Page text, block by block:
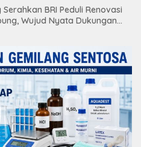
BRI Peduli Renovasi
Wujud Nyata Dukungan